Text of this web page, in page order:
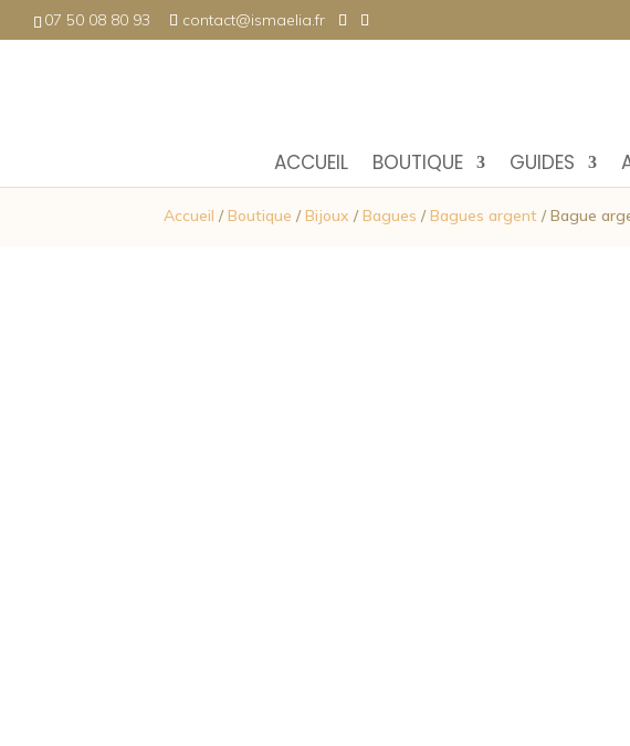
07 50 08 80 93 contact@ismaelia.fr
ACCUEIL BOUTIQUE GUIDES
Accueil /Boutique /Bijoux /Bagues /Bagues argent/ Bague